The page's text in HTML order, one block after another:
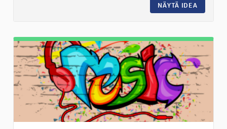
NÄYTÄ IDEA